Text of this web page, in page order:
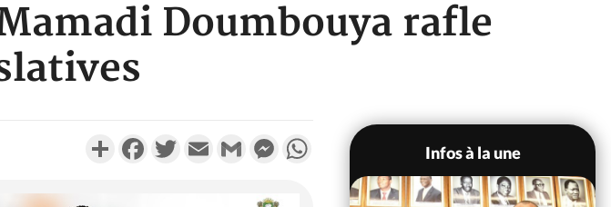
Doumbouya rafle
PartagerFacebookTwitterEmail Gmail MessengerWhatsApp
Infos à la une